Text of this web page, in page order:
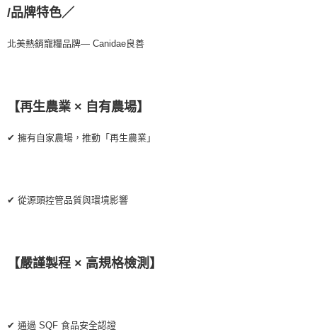
/品牌特色／
北美熱銷寵糧品牌— Canidae良善
【再生農業 × 自有農場】
✔ 擁有自家農場，推動「再生農業」
✔ 從源頭控管品質與環境影響
【嚴謹製程 × 高規格檢測】
✔ 通過 SQF 食品安全認證